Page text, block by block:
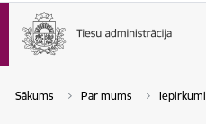
Sākums Par mums Iepirkumi